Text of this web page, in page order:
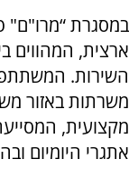
במסגרת “מרו"ם"
ארצית, המהווים
השירות.
משרתות באזור
מקצועית,
אתגרי היומיום